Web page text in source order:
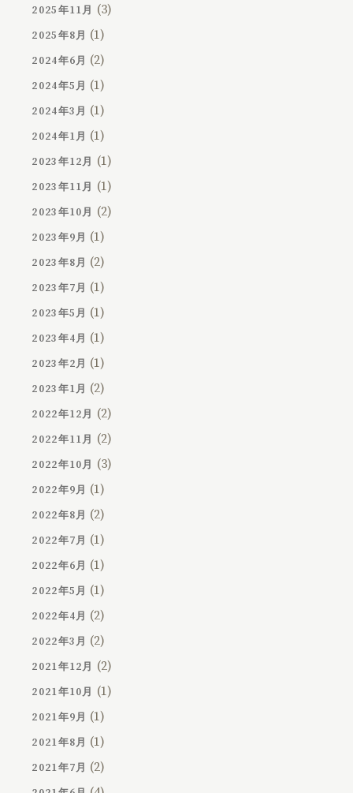
2025年11月 (3)
2025年8月 (1)
2024年6月 (2)
2024年5月 (1)
2024年3月 (1)
2024年1月 (1)
2023年12月 (1)
2023年11月 (1)
2023年10月 (2)
2023年9月 (1)
2023年8月 (2)
2023年7月 (1)
2023年5月 (1)
2023年4月 (1)
2023年2月 (1)
2023年1月 (2)
2022年12月 (2)
2022年11月 (2)
2022年10月 (3)
2022年9月 (1)
2022年8月 (2)
2022年7月 (1)
2022年6月 (1)
2022年5月 (1)
2022年4月 (2)
2022年3月 (2)
2021年12月 (2)
2021年10月 (1)
2021年9月 (1)
2021年8月 (1)
2021年7月 (2)